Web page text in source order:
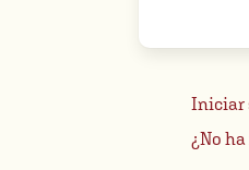
this
field
Iniciar
¿No